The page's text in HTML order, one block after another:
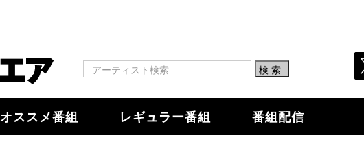
オススメ番組 レギュラー番組 番組配信